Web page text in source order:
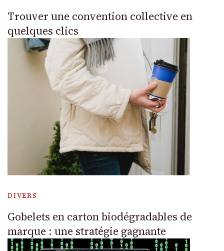
Trouver une convention collective en
quelques clics
DIVERS
Gobelets en carton biodégradables de
marque : une stratégie gagnante